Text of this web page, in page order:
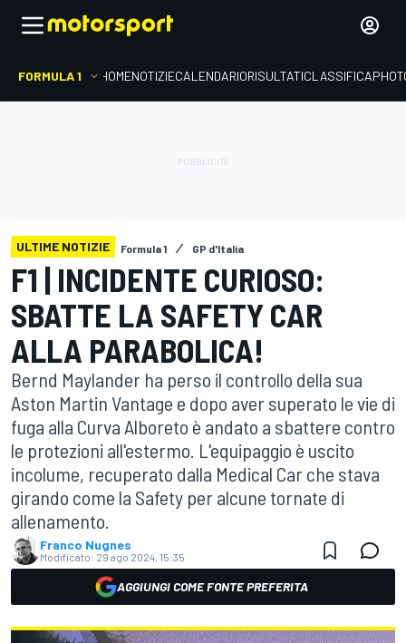
FORMULA 1 HOMENOTIZIECALENDARIORISULTATICLASSIFICA
ULTIME NOTIZIE Formula 1 GP d'Italia
F1 | INCIDENTE CURIOSO:
SBATTE LA SAFETY CAR
ALLA PARABOLICA!
Bernd Maylander ha perso il controllo della sua
Aston Martin Vantage e dopo aver superato le vie di
fuga alla Curva Alboreto è andato a sbattere contro
le protezioni all'estermo. L'equipaggio è uscito
incolume, recuperato dalla Medical Car che stava
girando come la Safety per alcune tornate di
allenamento.
Franco Nugnes
Modificato: 29 ago 2024, 15:35
AGGIUNGI COME FONTE PREFERITA